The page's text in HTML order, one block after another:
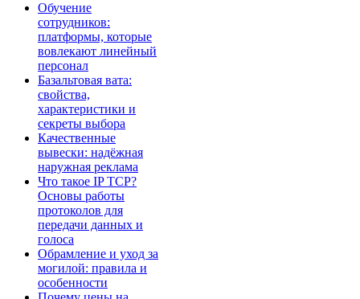
Обучение
сотрудников:
платформы, которые
вовлекают линейный
персонал
Базальтовая вата:
свойства,
характеристики и
секреты выбора
Качественные
вывески: надёжная
наружная реклама
Что такое IP TCP?
Основы работы
протоколов для
передачи данных и
голоса
Обрамление и уход за
могилой: правила и
особенности